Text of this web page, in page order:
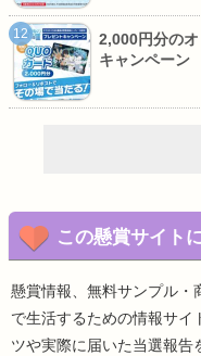
2,000円分の
キャンペーン
この懸賞サイト
懸賞情報、無料サンプル・
で生活するための情報サイ
ツや実際に届いた当選報告